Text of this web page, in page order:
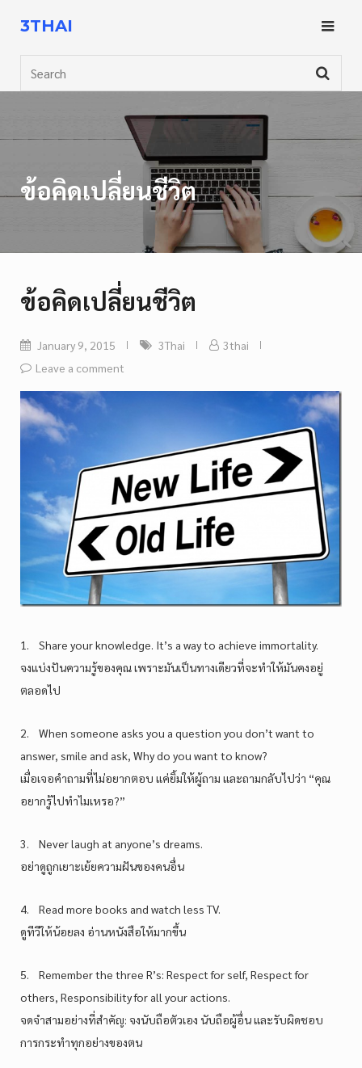
content
3THAI
ข้อคิดเปลี่ยนชีวิต
ข้อคิดเปลี่ยนชีวิต
January 9, 2015 3Thai
3thai
Leave a comment
1. Share your knowledge. It’s a way to achieve immortality.
จงแบ่งปันความรู้ของคุณ เพราะมันเป็นทางเดียวที่จะทำให้มันคงอยู่
ตลอดไป
2. When someone asks you a question you don’t want to
answer, smile and ask, Why do you want to know?
เมื่อเจอคำถามที่ไม่อยากตอบ แค่ยิ้มให้ผู้ถาม และถามกลับไปว่า “คุณ
อยากรู้ไปทำไมเหรอ?”
3. Never laugh at anyone’s dreams.
อย่าดูถูกเยาะเย้ยความฝันของคนอื่น
4. Read more books and watch less TV.
ดูทีวีให้น้อยลง อ่านหนังสือให้มากขึ้น
5. Remember the three R’s: Respect for self, Respect for
others, Responsibility for all your actions.
จดจำสามอย่างที่สำคัญ: จงนับถือตัวเอง นับถือผู้อื่น และรับผิดชอบ
การกระทำทุกอย่างของตน